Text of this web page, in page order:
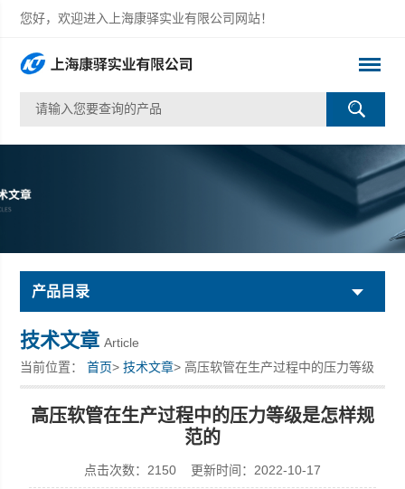
您好，欢迎进入上海康驿实业有限公司网站！
产品目录
技术文章 Article
当前位置：首页>技术文章> 高压软管在生产过程中的压力等级
是怎样规范的
高压软管在生产过程中的压力等级是怎样规
范的
点击次数：2150 更新时间：2022-10-17